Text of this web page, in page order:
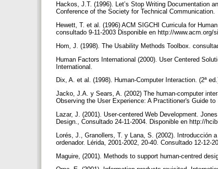
Hackos, J.T. (1996). Let’s Stop Writing Documentation
Conference of the Society for Technical Communication.
Hewett, T. et al. (1996) ACM SIGCHI Curricula for
consultado 9-11-2003 Disponible en http://
Hom, J. (1998). The Usability Methods Toolbox.
Human Factors International (2000). User Centered
International.
Dix, A. et al. (1998). Human-Computer Interaction. (2ª
Jacko, J.A. y Sears, A. (2002) The human-computer
Observing the User Experience: A Practitioner's Guide
Lazar, J. (2001). User-centered Web Development.
Design., Consultado 24-11-2004. Disponible en http://
Lorés, J., Granollers, T. y Lana, S. (2002). Introducción
ordenador. Lérida, 2001-2002, 20-40. Consultado 12-
Maguire, (2001). Methods to support human-centred